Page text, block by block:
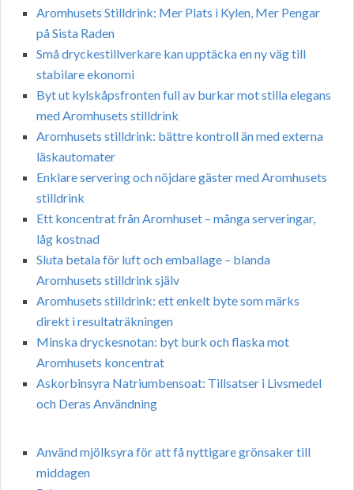
Aromhusets Stilldrink: Mer Plats i Kylen, Mer Pengar
på Sista Raden
Små dryckestillverkare kan upptäcka en ny väg till
stabilare ekonomi
Byt ut kylskåpsfronten full av burkar mot stilla elegans
med Aromhusets stilldrink
Aromhusets stilldrink: bättre kontroll än med externa
läskautomater
Enklare servering och nöjdare gäster med Aromhusets
stilldrink
Ett koncentrat från Aromhuset – många serveringar,
låg kostnad
Sluta betala för luft och emballage – blanda
Aromhusets stilldrink själv
Aromhusets stilldrink: ett enkelt byte som märks
direkt i resultaträkningen
Minska dryckesnotan: byt burk och flaska mot
Aromhusets koncentrat
Askorbinsyra Natriumbensoat: Tillsatser i Livsmedel
och Deras Användning
Använd mjölksyra för att få nyttigare grönsaker till
middagen